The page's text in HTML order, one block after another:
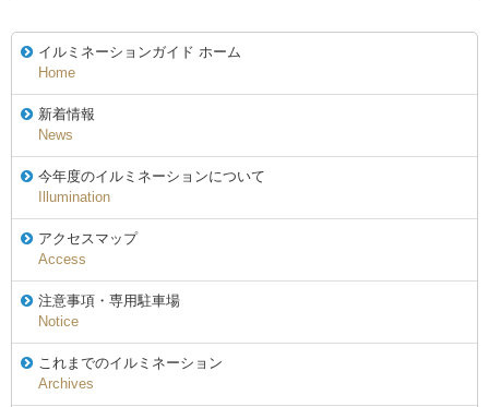
イルミネーションガイド ホーム
Home
新着情報
News
今年度のイルミネーションについて
Illumination
アクセスマップ
Access
注意事項・専用駐車場
Notice
これまでのイルミネーション
Archives